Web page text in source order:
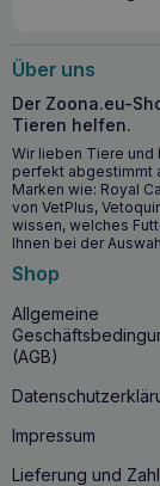
Über uns
Der Zoona.eu-
Tieren helfen.
Wir lieben Tiere und
perfekt abgestimmt
Marken wie: Royal
von VetPlus,
wissen, welches
Ihnen bei der
Shop
Allgemeine
(AGB)
Impressum
Lieferung und